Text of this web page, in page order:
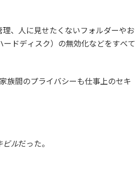
、人に見せたくないフォルダーやお
ードディスク）の無効化などをすべて
族間のプライバシーも仕事上のセキ
ビルだった。